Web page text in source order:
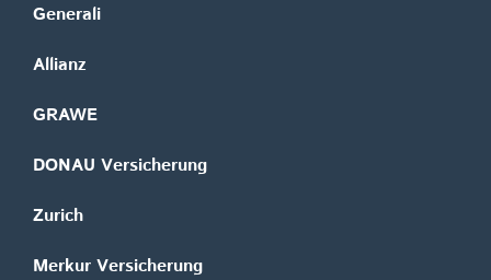
Generali
Allianz
GRAWE
DONAU Versicherung
Zurich
Merkur Versicherung